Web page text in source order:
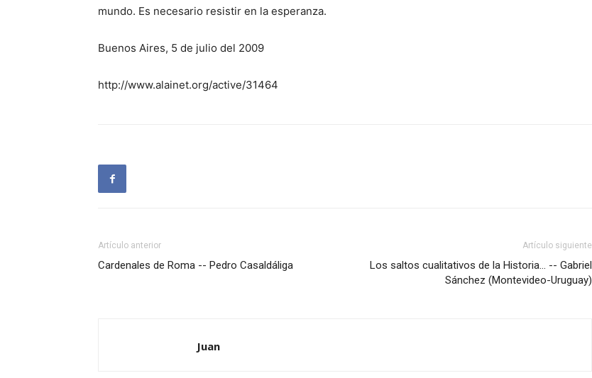
mundo. Es necesario resistir en la esperanza.
Buenos Aires, 5 de julio del 2009
http://www.alainet.org/active/31464
Artículo anterior
Cardenales de Roma -- Pedro Casaldáliga
Artículo siguiente
Los saltos cualitativos de la Historia… -- Gabriel
Sánchez (Montevideo-Uruguay)
Juan